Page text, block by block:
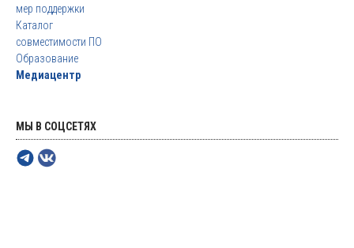
мер поддержки
Каталог
совместимости ПО
Образование
Медиацентр
МЫ В СОЦСЕТЯХ